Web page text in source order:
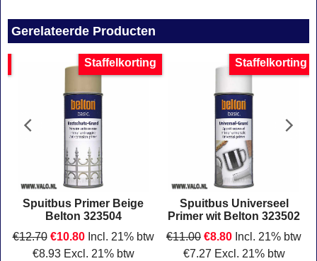
Gerelateerde Producten
Staffelkorting
Spuitbus Primer Beige
Belton 323504
€12.70 €10.80 Incl. 21% btw
€8.93 Excl. 21% btw
Staffelkorting
Spuitbus Universeel
Primer wit Belton 323502
€11.00 €8.80 Incl. 21% btw
€7.27 Excl. 21% btw